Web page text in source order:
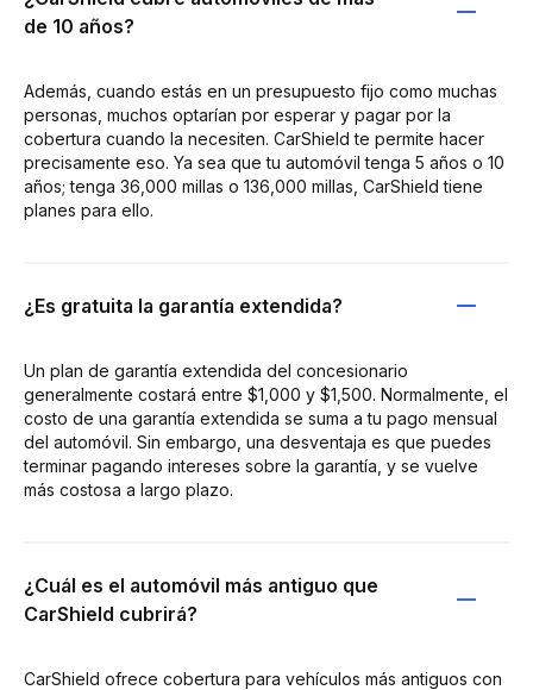
de 10 años?
Además, cuando estás en un presupuesto fijo como muchas
personas, muchos optarían por esperar y pagar por la
cobertura cuando la necesiten. CarShield te permite hacer
precisamente eso. Ya sea que tu automóvil tenga 5 años o 10
años; tenga 36,000 millas o 136,000 millas, CarShield tiene
planes para ello.
¿Es gratuita la garantía extendida?
Un plan de garantía extendida del concesionario
generalmente costará entre $1,000 y $1,500. Normalmente, el
costo de una garantía extendida se suma a tu pago mensual
del automóvil. Sin embargo, una desventaja es que puedes
terminar pagando intereses sobre la garantía, y se vuelve
más costosa a largo plazo.
¿Cuál es el automóvil más antiguo que
CarShield cubrirá?
CarShield ofrece cobertura para vehículos más antiguos con